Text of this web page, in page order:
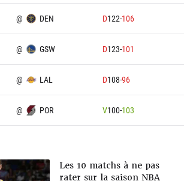
@ DEN D122-106
@ GSW D123-101
@ LAL D108-96
@ POR V100-103
Les 10 matchs à ne pas
rater sur la saison NBA